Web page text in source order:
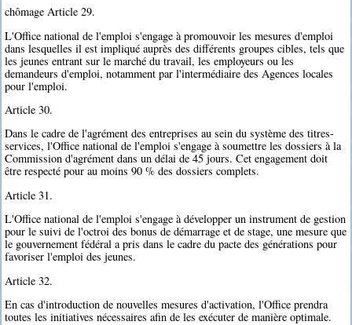
chômage Article 29.
L'Office national de l'emploi s'engage à promouvoir les mesures d'emploi
dans lesquelles il est impliqué auprès des différents groupes cibles, tels que
les jeunes entrant sur le marché du travail, les employeurs ou les
demandeurs d'emploi, notamment par l'intermédiaire des Agences locales
pour l'emploi.
Article 30.
Dans le cadre de l'agrément des entreprises au sein du système des titres-
services, l'Office national de l'emploi s'engage à soumettre les dossiers à la
Commission d'agrément dans un délai de 45 jours. Cet engagement doit
être respecté pour au moins 90 % des dossiers complets.
Article 31.
L'Office national de l'emploi s'engage à développer un instrument de gestion
pour le suivi de l'octroi des bonus de démarrage et de stage, une mesure que
le gouvernement fédéral a pris dans le cadre du pacte des générations pour
favoriser l'emploi des jeunes.
Article 32.
En cas d'introduction de nouvelles mesures d'activation, l'Office prendra
toutes les initiatives nécessaires afin de les exécuter de manière optimale.